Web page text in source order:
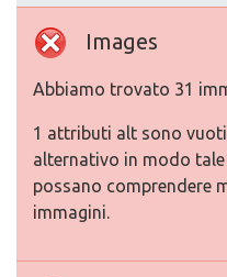
Images
Abbiamo trovato 31
1 attributi alt sono
alternativo in modo
possano comprendere
immagini.